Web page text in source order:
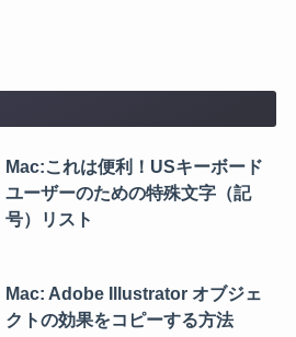
Mac:これは便利！USキーボード
ユーザーのための特殊文字（記
号）リスト
Mac: Adobe Illustrator オブジェ
クトの効果をコピーする方法